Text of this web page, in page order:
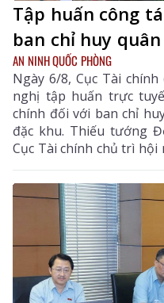
Tập huấn công
ban chỉ huy
AN NINH QUỐC PHÒNG
Ngày 6/8, Cục Tài
nghị tập huấn trực
chính đối với ban chỉ
đặc khu. Thiếu tướng
Cục Tài chính chủ trì hội